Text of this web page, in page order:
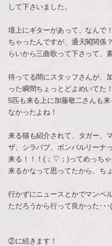
して下さいました。
壇上にギターがあって、なんで
ちゃったんですが、通天閣関係
らいから三曲歌って下さって、
待ってる間にスタッフさんが、
った瞬間ちょっとどよめいてた
5匹も来る上に加藤敬二さんも
なかったよね！
来る猫も紹介されて、タガー、
ザ、シラバブ、ボンバルリーナ
来る！！！(；▽；)ってめっち
来るかなって思ってたから、ち
行かずにニュースとかでマンペ
ただろうから行って良かった･･
②に続きます！